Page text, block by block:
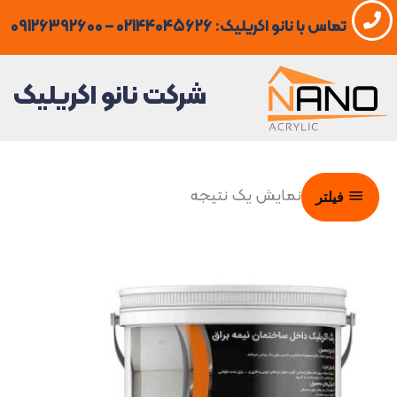
رفتن
به
محتوا
تماس با نانو اکریلیک: 02144045626 – 09126392600
شرکت نانو اکریلیک
فیلتر نمایش یک نتیجه